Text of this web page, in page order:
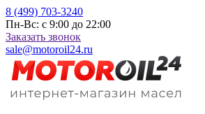
8 (499) 703-3240
Пн-Вс: с 9:00 до 22:00
Заказать звонок
sale@motoroil24.ru